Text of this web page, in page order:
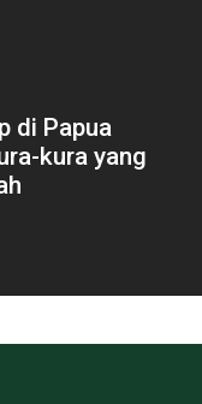
di Papua
kura yang